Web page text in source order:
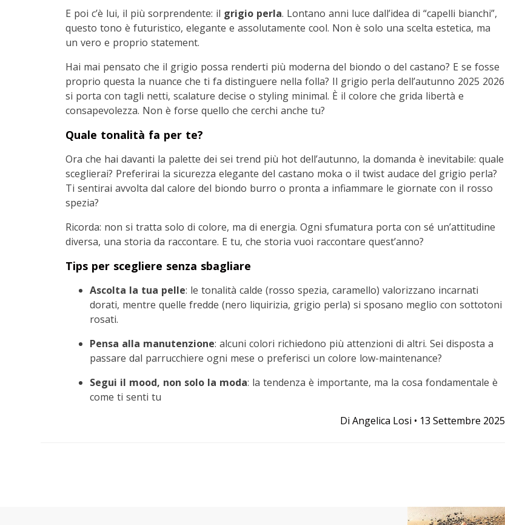
E poi c’è lui, il più sorprendente: il grigio perla. Lontano anni luce dall’idea di “capelli bianchi”,
questo tono è futuristico, elegante e assolutamente cool. Non è solo una scelta estetica, ma
un vero e proprio statement.
Hai mai pensato che il grigio possa renderti più moderna del biondo o del castano? E se fosse
proprio questa la nuance che ti fa distinguere nella folla? Il grigio perla dell’autunno 2025 2026
si porta con tagli netti, scalature decise o styling minimal. È il colore che grida libertà e
consapevolezza. Non è forse quello che cerchi anche tu?
Quale tonalità fa per te?
Ora che hai davanti la palette dei sei trend più hot dell’autunno, la domanda è inevitabile: quale
sceglierai? Preferirai la sicurezza elegante del castano moka o il twist audace del grigio perla?
Ti sentirai avvolta dal calore del biondo burro o pronta a infiammare le giornate con il rosso
spezia?
Ricorda: non si tratta solo di colore, ma di energia. Ogni sfumatura porta con sé un’attitudine
diversa, una storia da raccontare. E tu, che storia vuoi raccontare quest’anno?
Tips per scegliere senza sbagliare
Ascolta la tua pelle: le tonalità calde (rosso spezia, caramello) valorizzano incarnati
dorati, mentre quelle fredde (nero liquirizia, grigio perla) si sposano meglio con sottotoni
rosati.
Pensa alla manutenzione: alcuni colori richiedono più attenzioni di altri. Sei disposta a
passare dal parrucchiere ogni mese o preferisci un colore low-maintenance?
Segui il mood, non solo la moda: la tendenza è importante, ma la cosa fondamentale è
come ti senti tu
DiAngelica Losi • 13 Settembre 2025